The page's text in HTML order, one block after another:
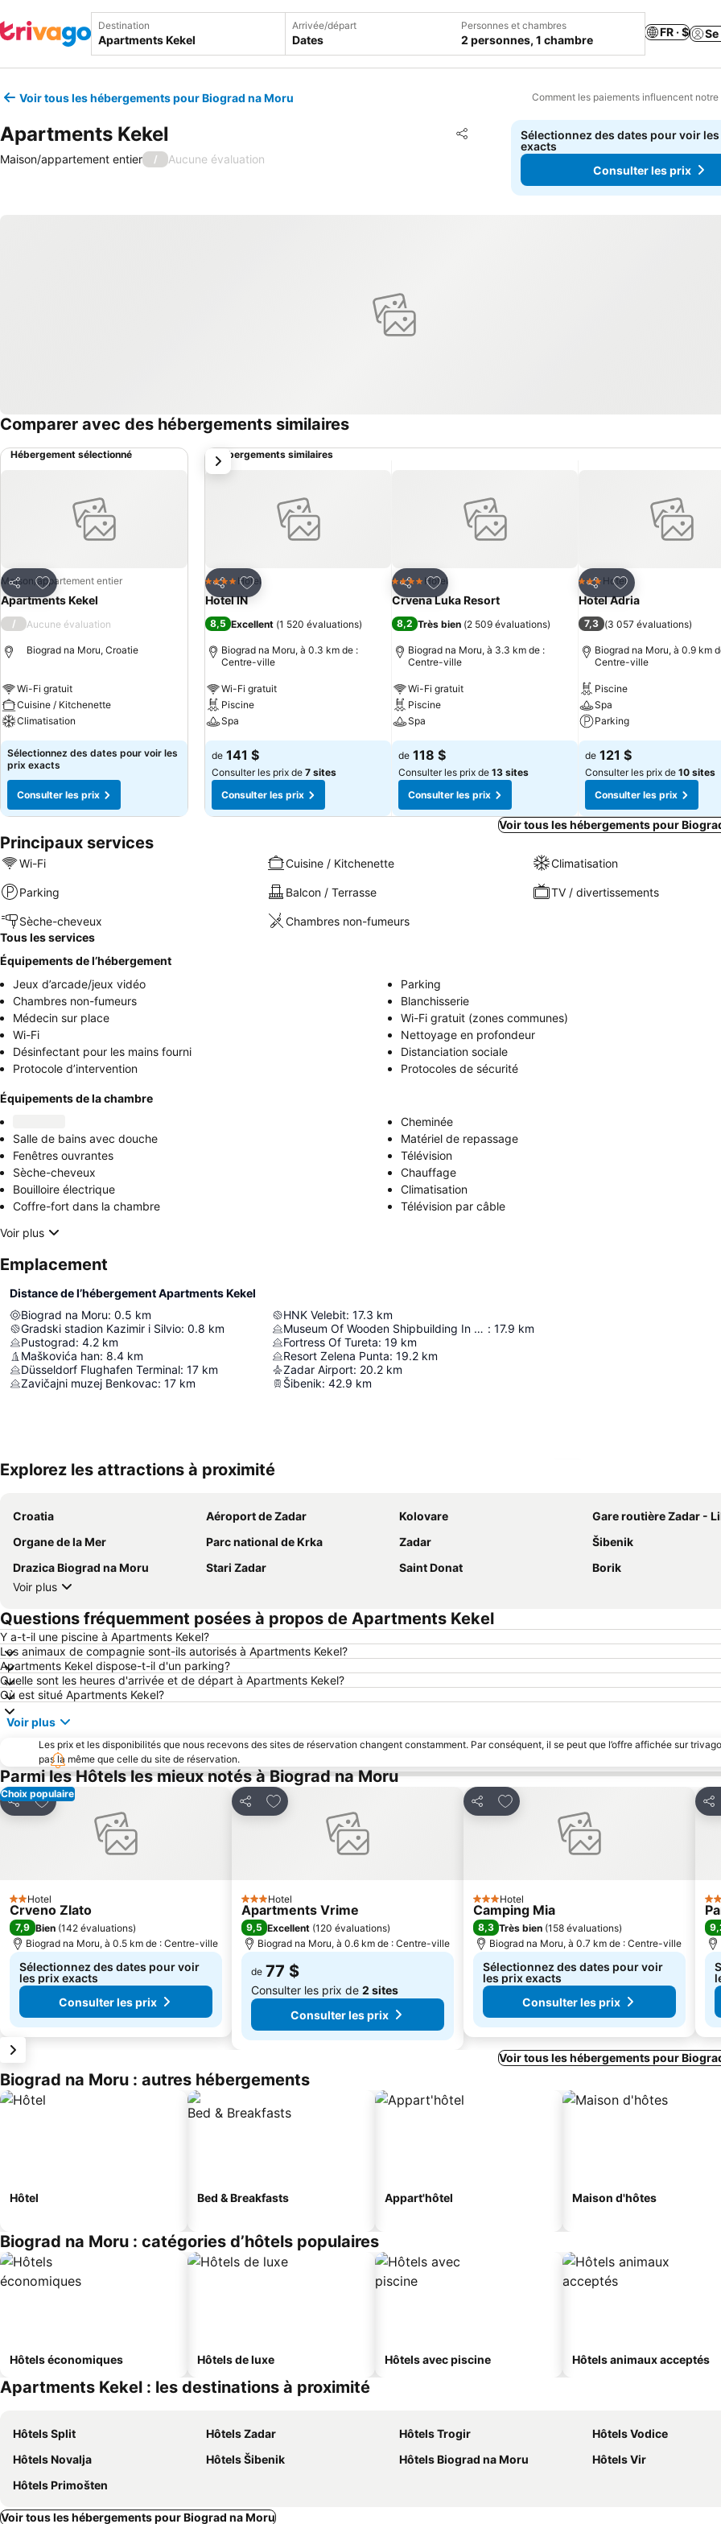
Destination Arrivée/départ
Dates
Personnes et chambres
2 personnes, 1 chambre
FR · $
Voir tous les hébergements pour Biograd na Moru Comment les paiements influencent
Apartments Kekel Partager
Ajouter à mes favoris
Maison/appartement entier / Aucune évaluation
Sélectionnez des dates pour voir
exacts
Consulter les prix
Comparer avec des hébergements similaires
Hébergement sélectionné
Partager
Ajouter à mes favoris
Maison/appartement entier
Apartments Kekel
/ Aucune évaluation
Biograd na Moru, Croatie
Wi-Fi gratuit
Cuisine / Kitchenette
Climatisation
Sélectionnez des dates pour voir les
prix exacts
Consulter les prix
Hébergements similaires
Partager
Ajouter à mes favoris
4 ÉtoilesHotel
Hotel IN
8,5 Excellent (1 520 évaluations)
Biograd na Moru, à 0.3 km de :
Centre-ville
Wi-Fi gratuit
Piscine
Spa
de 141 $
Consulter les prix de 7 sites
Consulter les prix
Partager
Ajouter à mes favoris
4 ÉtoilesHotel
Crvena Luka Resort
8,2 Très bien (2 509 évaluations)
Biograd na Moru, à 3.3 km de :
Centre-ville
Wi-Fi gratuit
Piscine
Spa
de 118 $
Consulter les prix de 13 sites
Consulter les prix
Partager
Ajouter à mes
3 ÉtoilesHotel
Hotel Adria
7,3 (3 057 évaluations)
Biograd na Moru, à 0.9 km
Centre-ville
Piscine
Spa
Parking
de 121 $
Consulter les prix de 10 sites
Consulter les prix
suivant
Voir tous les hébergements pour
Principaux services
Wi-Fi Cuisine / Kitchenette Climatisation
Parking Balcon / Terrasse TV / divertissements
Sèche-cheveux
Chambres non-fumeurs
Tous les services
Équipements de l’hébergement
Jeux d’arcade/jeux vidéo
Parking
Chambres non-fumeurs
Blanchisserie
Médecin sur place
Wi-Fi gratuit (zones communes)
Wi-Fi
Nettoyage en profondeur
Désinfectant pour les mains fourni
Distanciation sociale
Protocole d’intervention
Protocoles de sécurité
Équipements de la chambre
Cheminée
Salle de bains avec douche
Matériel de repassage
Fenêtres ouvrantes
Télévision
Sèche-cheveux
Chauffage
Bouilloire électrique
Climatisation
Coffre-fort dans la chambre
Télévision par câble
Voir plus
Emplacement
Distance de l’hébergement Apartments Kekel
Biograd na Moru: 0.5 km
Gradski stadion Kazimir i Silvio: 0.8 km
Pustograd: 4.2 km
Maškovića han: 8.4 km
Düsseldorf Flughafen Terminal: 17 km
Zavičajni muzej Benkovac: 17 km
HNK Velebit: 17.3 km
Museum Of Wooden Shipbuilding In Bettina : 17.9 km
Fortress Of Tureta: 19 km
Resort Zelena Punta: 19.2 km
Zadar Airport: 20.2 km
Šibenik: 42.9 km
Explorez les attractions à proximité
Croatia Aéroport de Zadar Kolovare
Gare routière Zadar -
Organe de la Mer
Parc national de Krka Zadar
Šibenik
Drazica Biograd na Moru
Stari Zadar Saint Donat
Borik
Voir plus
Questions fréquemment posées à propos de Apartments Kekel
Y a-t-il une piscine à Apartments Kekel?
Les animaux de compagnie sont-ils autorisés à Apartments Kekel?
Apartments Kekel dispose-t-il d'un parking?
Quelle sont les heures d'arrivée et de départ à Apartments Kekel?
Où est situé Apartments Kekel?
Voir plus
Les prix et les disponibilités que nous recevons des sites de réservation changent constamment. Par conséquent, il se peut que l’offre affichée sur
pas la même que celle du site de réservation.
Parmi les Hôtels les mieux notés à Biograd na Moru
Choix populaire
Partager
Ajouter à mes favoris
2 Étoiles
Hotel
Crveno Zlato
7,9 Bien (142 évaluations)
Biograd na Moru, à 0.5 km de : Centre-ville
Sélectionnez des dates pour voir
les prix exacts
Consulter les prix
Partager
Ajouter à mes favoris
3 Étoiles
Hotel
Apartments Vrime
9,5 Excellent (120 évaluations)
Biograd na Moru, à 0.6 km de : Centre-ville
de 77 $
Consulter les prix de 2 sites
Consulter les prix
Partager
Ajouter à mes favoris
3 Étoiles
Hotel
Camping Mia
8,3 Très bien (158 évaluations)
Biograd na Moru, à 0.7 km de : Centre-ville
Sélectionnez des dates pour voir
les prix exacts
Consulter les prix
3
Voir tous les hébergements pour
Biograd na Moru : autres hébergements
Hôtel Bed & Breakfasts Appart'hôtel Maison d'hôtes
Biograd na Moru : catégories d’hôtels populaires
Hôtels économiques Hôtels de luxe Hôtels avec piscine Hôtels animaux acceptés
Apartments Kekel : les destinations à proximité
Hôtels Split Hôtels Zadar Hôtels Trogir
Hôtels Vodice
Hôtels Novalja
Hôtels Šibenik Hôtels Biograd na Moru
Hôtels Vir
Hôtels Primošten
Voir tous les hébergements pour Biograd na Moru